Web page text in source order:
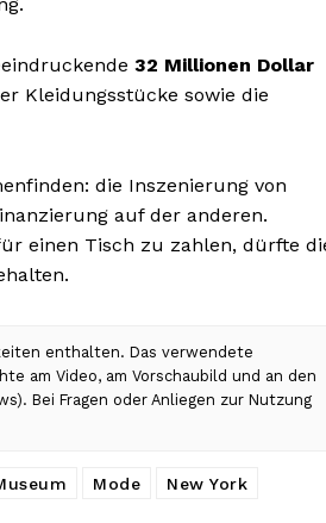
32 Millionen Dollar
Kleidungsstücke sowie die
die Inszenierung von
auf der anderen.
einen Tisch zu zahlen, dürfte
enthalten. Das verwendete
am Video, am Vorschaubild und an den
Bei Fragen oder Anliegen zur Nutzung
Mode New York